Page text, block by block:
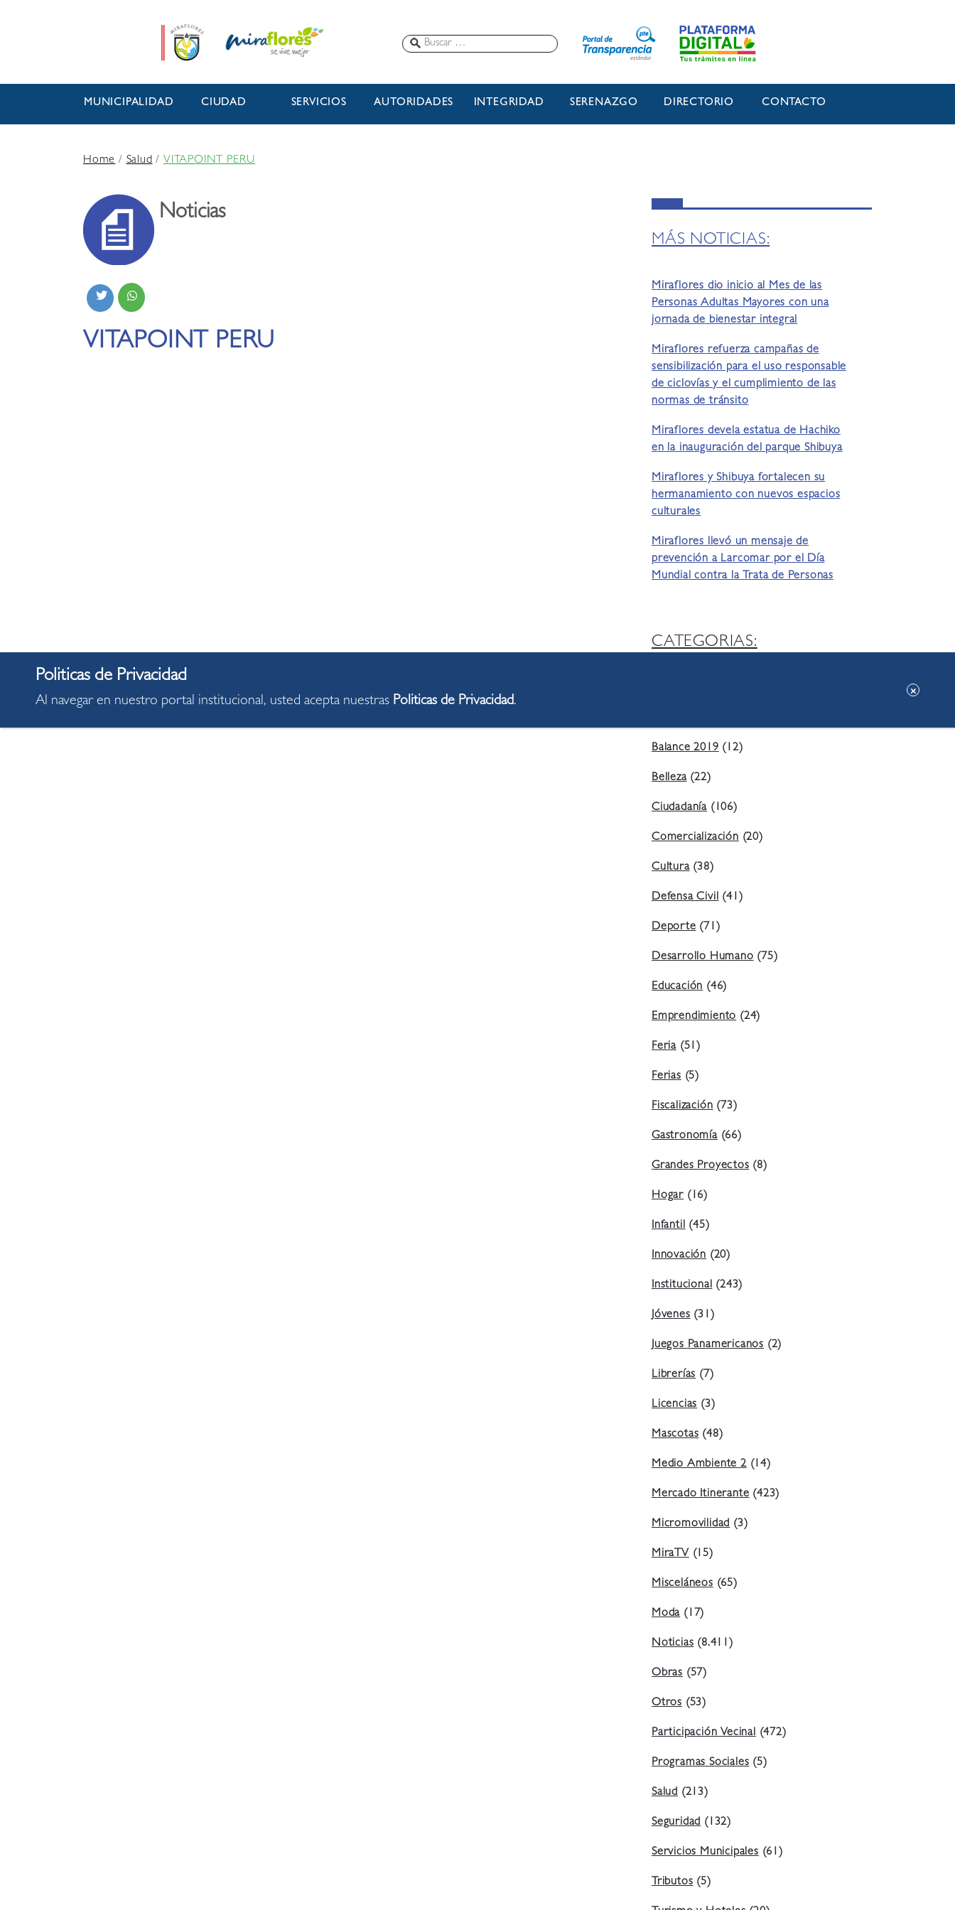
MUNICIPALIDAD CIUDAD SERVICIOS AUTORIDADES INTEGRIDAD SERENAZGO DIRECTORIO CONTACTO
Home/Salud/VITAPOINT PERU
Noticias
VITAPOINT PERU
MÁS NOTICIAS:
Miraflores dio inicio al Mes de las
Personas Adultas Mayores con una
jornada de bienestar integral
Miraflores refuerza campañas de
sensibilización para el uso responsable
de ciclovías y el cumplimiento de las
normas de tránsito
Miraflores devela estatua de Hachiko
en la inauguración del parque Shibuya
Miraflores y Shibuya fortalecen su
hermanamiento con nuevos espacios
culturales
Miraflores llevó un mensaje de
prevención a Larcomar por el Día
Mundial contra la Trata de Personas
CATEGORIAS:
Balance 2019(12)
Belleza(22)
Ciudadanía (106)
Comercialización(20)
Cultura(38)
Defensa Civil(41)
Deporte(71)
Desarrollo Humano(75)
Educación(46)
Emprendimiento(24)
Feria (51)
Ferias(5)
Fiscalización(73)
Gastronomía(66)
Grandes Proyectos(8)
Hogar (16)
Infantil(45)
Innovación (20)
Institucional(243)
Jóvenes(31)
Juegos Panamericanos (2)
Librerías(7)
Licencias(3)
Mascotas(48)
Medio Ambiente 2(14)
Mercado Itinerante(423)
Micromovilidad(3)
MiraTV(15)
Misceláneos(65)
Moda(17)
Noticias(8.411)
Obras (57)
Otros (53)
Participación Vecinal(472)
Programas Sociales(5)
Salud (213)
Seguridad(132)
Servicios Municipales(61)
Tributos(5)
Al navegar en nuestro portal institucional, usted acepta nuestras Politicas de Privacidad.